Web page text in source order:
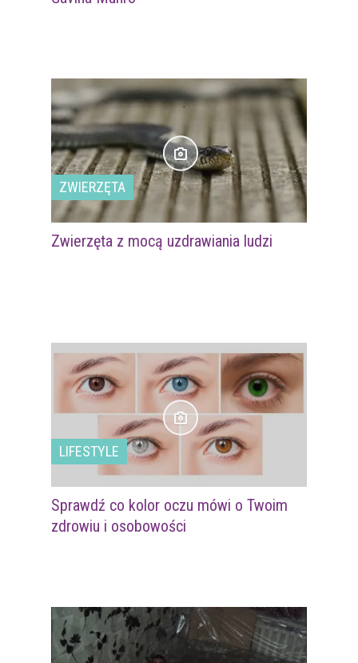
ZWIERZĘTA
Zwierzęta z mocą uzdrawiania ludzi
LIFESTYLE
Sprawdź co kolor oczu mówi o Twoim
zdrowiu i osobowości